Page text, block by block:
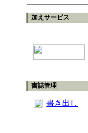
加えサービス
書誌管理
書き出し